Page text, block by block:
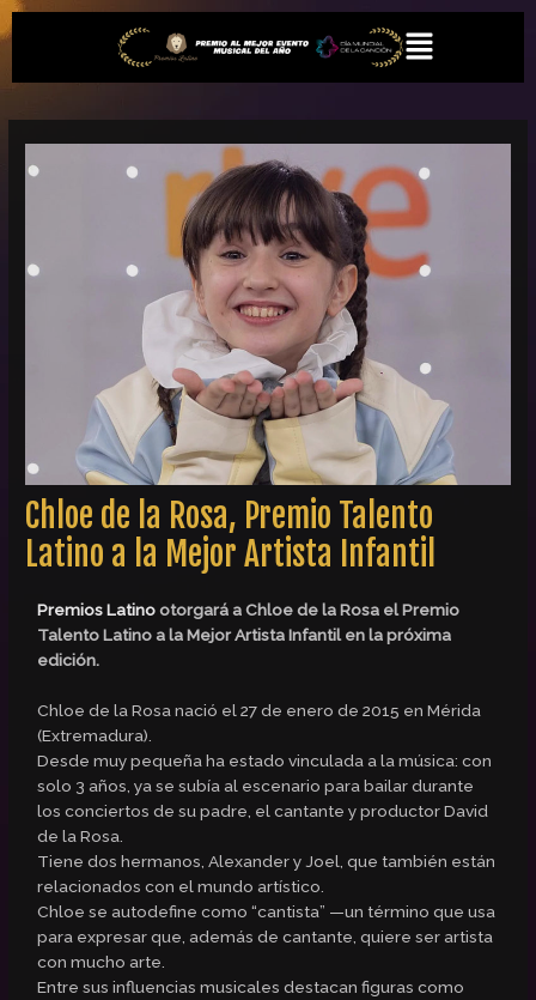
al
Menú
Chloe de la Rosa, Premio Talento
Latino a la Mejor Artista Infantil
Premios Latinootorgará a Chloe de la Rosa el Premio
Talento Latino a la Mejor Artista Infantil en la próxima
edición.
Chloe de la Rosa nació el 27 de enero de 2015 en Mérida
(Extremadura).
Desde muy pequeña ha estado vinculada a la música: con
solo 3 años, ya se subía al escenario para bailar durante
los conciertos de su padre, el cantante y productor David
de la Rosa.
Tiene dos hermanos, Alexander y Joel, que también están
relacionados con el mundo artístico.
Chloe se autodefine como “cantista” —un término que usa
para expresar que, además de cantante, quiere ser artista
con mucho arte.
Entre sus influencias musicales destacan figuras como
Navegación
entradas